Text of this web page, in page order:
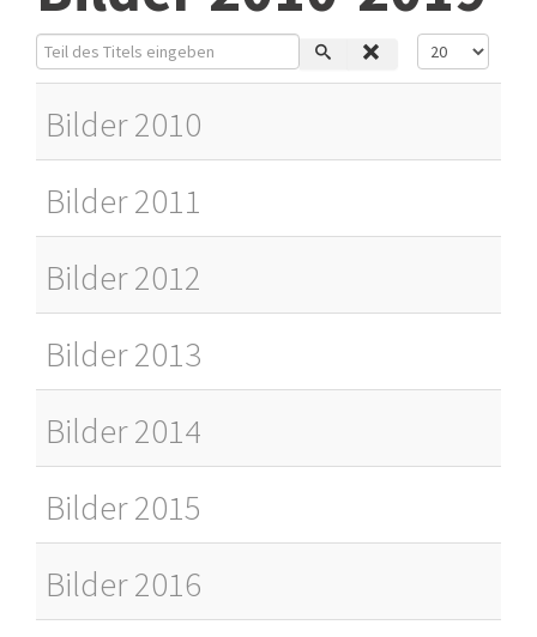
Teil des Titels eingeben Anzeige #
Bilder 2010
Bilder 2011
Bilder 2012
Bilder 2013
Bilder 2014
Bilder 2015
Bilder 2016